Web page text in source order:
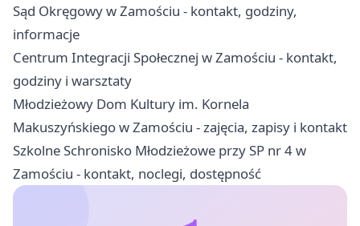
Sąd Okręgowy w Zamościu - kontakt, godziny,
informacje
Centrum Integracji Społecznej w Zamościu - kontakt,
godziny i warsztaty
Młodzieżowy Dom Kultury im. Kornela
Makuszyńskiego w Zamościu - zajęcia, zapisy i kontakt
Szkolne Schronisko Młodzieżowe przy SP nr 4 w
Zamościu - kontakt, noclegi, dostępność